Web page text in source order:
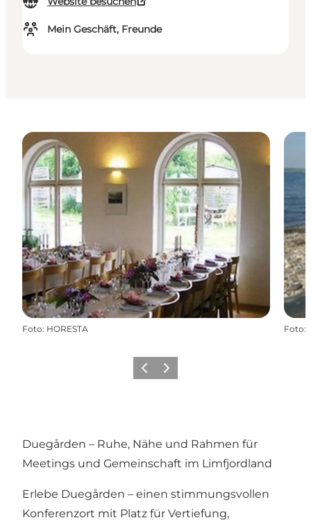
Mein Geschäft, Freunde
Foto: HORESTA Foto:
Vorherige Folie
Nächste Folie
Duegården – Ruhe, Nähe und Rahmen für
Meetings und Gemeinschaft im Limfjordland
Erlebe Duegården – einen stimmungsvollen
Konferenzort mit Platz für Vertiefung,